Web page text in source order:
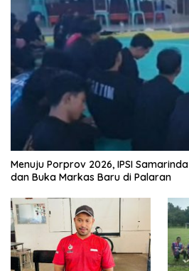
Menuju Porprov 2026, IPSI
dan Buka Markas Baru di Palaran